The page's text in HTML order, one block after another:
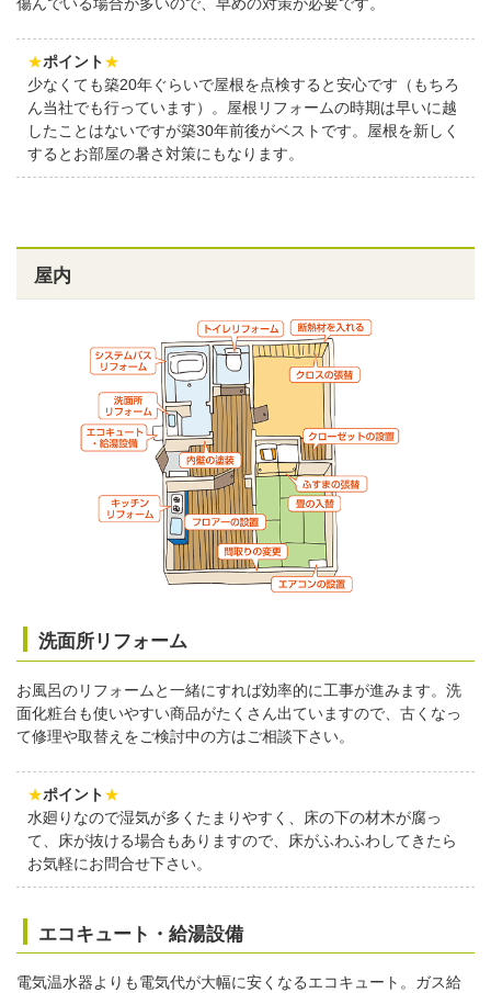
★ポイント★
少なくても築20年ぐらいで屋根を点検すると安心です（もちろ
ん当社でも行っています）。屋根リフォームの時期は早いに越
したことはないですが築30年前後がベストです。屋根を新しく
するとお部屋の暑さ対策にもなります。
屋内
洗面所リフォーム
お風呂のリフォームと一緒にすれば効率的に工事が進みます。洗
面化粧台も使いやすい商品がたくさん出ていますので、古くなっ
て修理や取替えをご検討中の方はご相談下さい。
★ポイント★
水廻りなので湿気が多くたまりやすく、床の下の材木が腐っ
て、床が抜ける場合もありますので、床がふわふわしてきたら
お気軽にお問合せ下さい。
エコキュート・給湯設備
電気温水器よりも電気代が大幅に安くなるエコキュート。ガス給